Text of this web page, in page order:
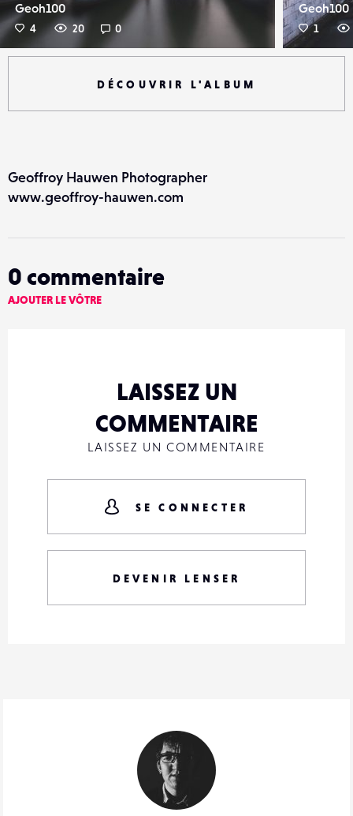
Geoh100
4 20 0
Geoh100
1
DÉCOUVRIR L'ALBUM
Geoffroy Hauwen Photographer
www.geoffroy-hauwen.com
0 commentaire
AJOUTER LE VÔTRE
LAISSEZ UN
COMMENTAIRE
LAISSEZ UN COMMENTAIRE
SE CONNECTER
DEVENIR LENSER